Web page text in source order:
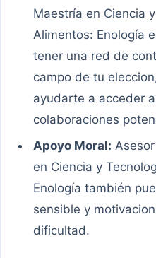
Maestría en Ciencia
Alimentos: Enología
tener una red de
campo de tu
ayudarte a acceder
colaboraciones
Apoyo Moral:
en Ciencia y
Enología también
sensible y
dificultad.